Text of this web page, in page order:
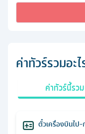
ค่าทัวร์รวมอะไ
ค่าทัวร์นี้รวม
ตั๋วเครื่องบินไป